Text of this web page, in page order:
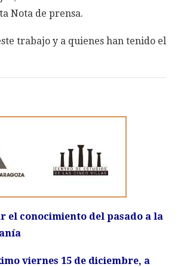
Nota de prensa.
trabajo y a quienes han tenido el
el conocimiento del pasado a la
viernes 15 de diciembre, a